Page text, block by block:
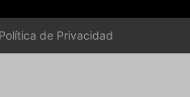
Política de Privacidad